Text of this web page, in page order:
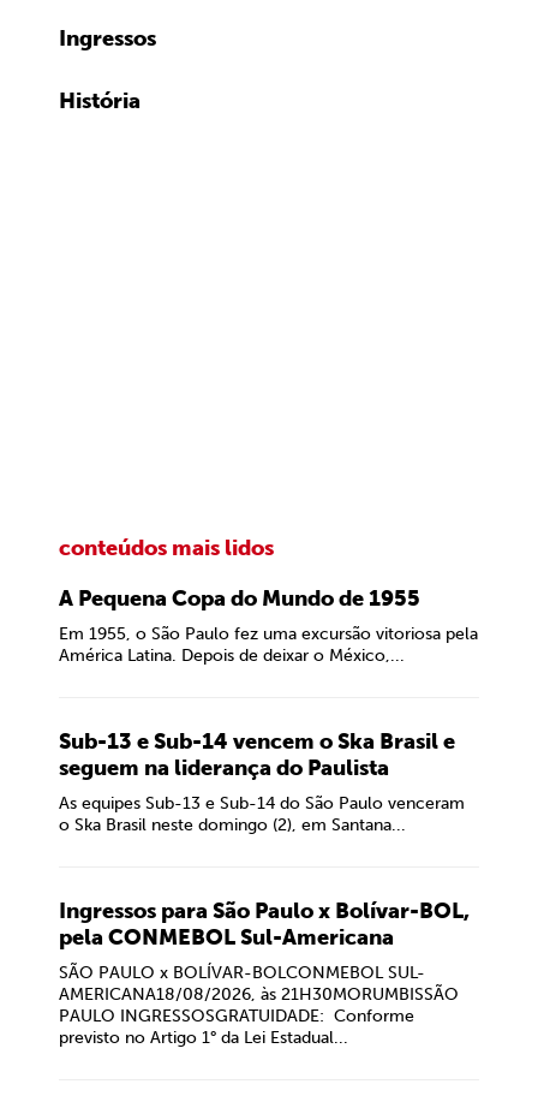
Ingressos
História
conteúdos mais lidos
A Pequena Copa do Mundo de 1955
Em 1955, o São Paulo fez uma excursão vitoriosa pela
América Latina. Depois de deixar o México,...
Sub-13 e Sub-14 vencem o Ska Brasil e
seguem na liderança do Paulista
As equipes Sub-13 e Sub-14 do São Paulo venceram
o Ska Brasil neste domingo (2), em Santana...
Ingressos para São Paulo x Bolívar-BOL,
pela CONMEBOL Sul-Americana
SÃO PAULO x BOLÍVAR-BOLCONMEBOL SUL-
AMERICANA18/08/2026, às 21H30MORUMBISSÃO
PAULO INGRESSOSGRATUIDADE: Conforme
previsto no Artigo 1° da Lei Estadual...